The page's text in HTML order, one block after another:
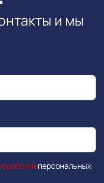
и мы
персональных